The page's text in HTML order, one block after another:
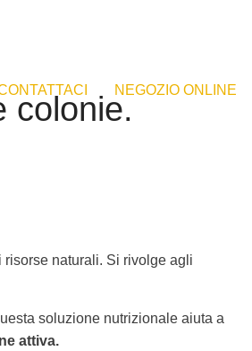
NEGOZIO ONLINE
colonie.
naturali. Si rivolge agli
soluzione nutrizionale aiuta a
attiva.